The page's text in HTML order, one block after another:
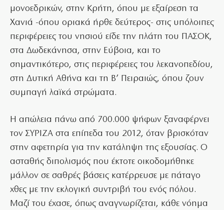
μονοεδρικών, στην Κρήτη, όπου με εξαίρεση τα
Χανιά -όπου οριακά ήρθε δεύτερος- στις υπόλοιπες
περιφέρειες του νησιού είδε την πλάτη του ΠΑΣΟΚ,
στα Δωδεκάνησα, στην Εύβοια, και το
σημαντικότερο, στις περιφέρειες του λεκανοπεδίου,
στη Δυτική Αθήνα και τη Β’ Πειραιώς, όπου ζουν
συμπαγή λαϊκά στρώματα.
Η απώλεια πάνω από 700.000 ψήφων ξαναφέρνει
τον ΣΥΡΙΖΑ στα επίπεδα του 2012, όταν βρισκόταν
στην αφετηρία για την κατάληψη της εξουσίας. Ο
ασταθής διπολισμός που έκτοτε οικοδομήθηκε
μάλλον σε σαθρές βάσεις κατέρρευσε με πάταγο
χθες με την εκλογική συντριβή του ενός πόλου.
Μαζί του έχασε, όπως αναγνωρίζεται, κάθε νόημα